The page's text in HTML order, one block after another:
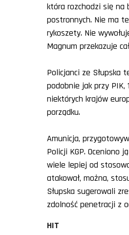
która rozchodzi się na
postronnych. Nie ma
rykoszety. Nie
Magnum przekazuje
Policjanci ze Słupska
podobnie jak przy PIK,
niektórych krajów
porządku.
Amunicja,
Policji KGP. Oceniono
wiele lepiej od
atakował, można,
Słupska sugerowali
zdolność penetracji z
HIT